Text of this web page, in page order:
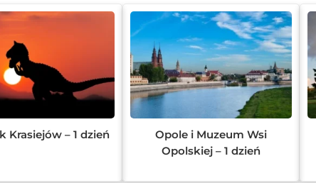
Krasiejów – 1 dzień
Opole i Muzeum Wsi
Opolskiej – 1 dzień